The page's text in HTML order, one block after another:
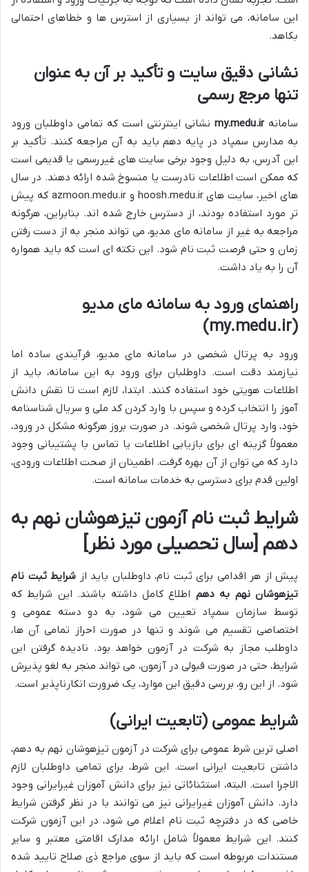
این سامانه، می تواند از بسیاری از استرس ها و خطاهای احتمالی
بکاهد.
نشانی دقیق سایت و تأکید بر آن به عنوان
تنها مرجع رسمی
سامانهmy.medu.ir نشانی اینترنتی است که تمامی داوطلبان ورود
به مدارس سمپاد در پایه دهم باید به آن مراجعه کنند. تأکید بر
این آدرس، به دلیل وجود برخی سایت های غیررسمی یا قدیمی است
که ممکن است اطلاعات نادرست یا منسوخ شده ارائه دهند. در سال
های اخیر، سایت های hoosh.medu.ir و azmoon.medu.ir که پیش
تر مورد استفاده بودند، از دسترس خارج شده اند. بنابراین، هرگونه
مراجعه به غیر از سامانه مای مدیو، می تواند منجر به از دست رفتن
زمان و حتی فرصت ثبت نام شود. این نکته ای است که باید همواره
آن را به یاد داشت.
راهنمای ورود به سامانه مای مدیو
(my.medu.ir)
ورود به پرتال شخصی در سامانه مای مدیو، فرآیندی ساده اما
نیازمند دقت است. داوطلبان برای ورود به این سامانه، باید از
اطلاعات هویتی خود استفاده کنند. ابتدا، لازم است تا نقش دانش
آموز را انتخاب کرده و سپس با وارد کردن کد ملی و سریال شناسنامه
خود، وارد پرتال شخصی شوند. در صورت بروز هرگونه مشکل در ورود،
معمولاً گزینه ای برای بازیابی اطلاعات یا تماس با پشتیبانی وجود
دارد که می توان از آن بهره گرفت. اطمینان از صحت اطلاعات ورودی،
اولین قدم برای دسترسی به خدمات سامانه است.
شرایط ثبت نام آزمون تیزهوشان نهم به
دهم [سال تحصیلی مورد نظر]
پیش از هر اقدامی برای ثبت نام، داوطلبان باید از شرایط ثبت نام
تیزهوشان نهم به دهم اطلاع کامل داشته باشند. این شرایط که
توسط سازمان سمپاد تعیین می شود، به دو دسته عمومی و
اختصاصی تقسیم می شوند و تنها در صورت احراز تمامی آن ها،
داوطلب مجاز به شرکت در آزمون خواهد بود. نادیده گرفتن این
شرایط، حتی در صورت قبولی در آزمون، می تواند منجر به لغو پذیرش
شود. از این رو، بررسی دقیق این موارد، یک ضرورت انکارناپذیر است.
شرایط عمومی (تابعیت ایرانی)
اصلی ترین شرط عمومی برای شرکت در آزمون تیزهوشان نهم به دهم،
داشتن تابعیت ایرانی است. این شرط، برای تمامی داوطلبان لازم
الاجرا است. البته، استثنائاتی نیز برای دانش آموزان غیرایرانی وجود
دارد. دانش آموزان غیرایرانی نیز می توانند با در نظر گرفتن شرایط
خاصی که در دفترچه ثبت نام اعلام می شود، در این آزمون شرکت
کنند. این شرایط معمولاً شامل ارائه مدارک اقامتی معتبر و سایر
مستندات مربوطه است که باید از سوی مراجع ذی صلاح تایید شده